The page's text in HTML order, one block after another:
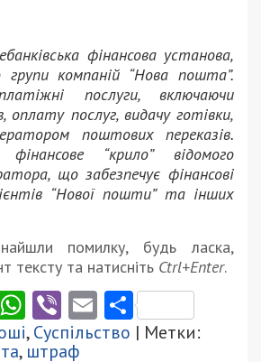
фінансова установа,
компаній “Нова пошта”.
послуги, включаючи
оплату послуг, видачу готівки,
поштових переказів.
“крило” відомого
що забезпечує фінансові
“Нової пошти” та інших
помилку, будь ласка,
тексту та натисніть Ctrl+Enter.
WhatsApp
ViberEmail
,Суспільство | Метки:
, штраф